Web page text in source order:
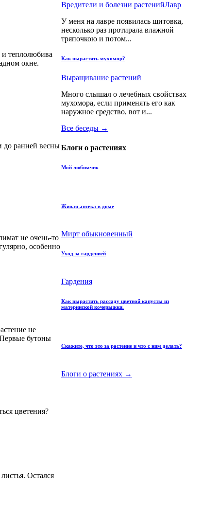
и теплолюбива
окне.
до ранней весны
не очень-то
особенно
не
бутоны
цветения?
Остался
Вредители и болезни растенийЛавр
У меня на лавре появилась щитовка,
несколько раз протирала влажной
тряпочкою и потом...
Как вырастить мухомор?
Выращивание растений
Много слышал о лечебных свойствах
мухомора, если применять его как
наружное средство, вот и...
Все беседы →
Блоги о растениях
Мой любимчик
Живая аптека в доме
Мирт обыкновенный
Уход за гарденией
Гардения
Как вырастить рассаду цветной капусты из
материнской кочерыжки.
Скажите, что это за растение и что с ним делать?
Блоги о растениях →